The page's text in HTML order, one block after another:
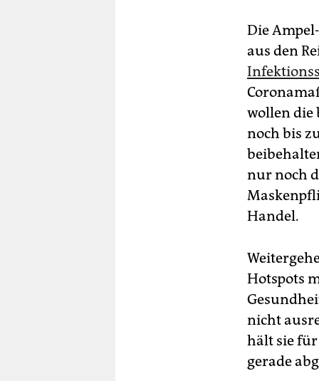
Die
aus den
wollen die
noch bis
nur noch
Handel.
Hotspots
nicht
hält sie
gerade